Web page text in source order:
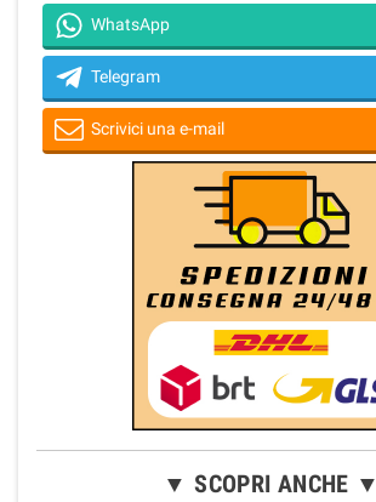
WhatsApp
Telegram
Scrivici una e-mail
▼ SCOPRI ANCHE ▼